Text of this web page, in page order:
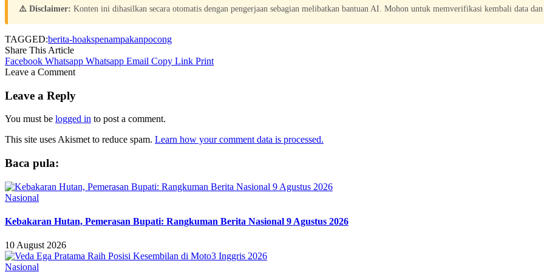
⚠️ Disclaimer: Konten ini dihasilkan secara otomatis dengan pengerjaan sebagian melibatkan bantuan AI. Mohon untuk memverifikasi kembali data
TAGGED:berita-hoakspenampakanpocong
Share This Article
Facebook Whatsapp Whatsapp Email Copy Link Print
Leave a Comment
Leave a Reply
You must be logged in to post a comment.
This site uses Akismet to reduce spam. Learn how your comment data is processed.
Baca pula:
Nasional
Kebakaran Hutan, Pemerasan Bupati: Rangkuman Berita Nasional 9 Agustus 2026
10 August 2026
Nasional